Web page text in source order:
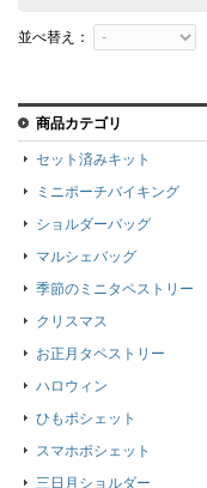
並べ替え：
商品カテゴリ
セット済みキット
ミニポーチバイキング
ショルダーバッグ
マルシェバッグ
季節のミニタペストリー
クリスマス
お正月タペストリー
ハロウィン
ひもポシェット
スマホポシェット
三日月ショルダー